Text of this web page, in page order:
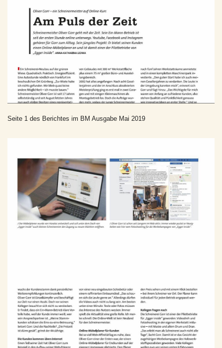
Seite 1 des Berichtes im BM Ausgabe Mai 2019